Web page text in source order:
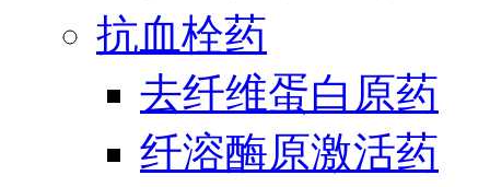
抗血栓药
去纤维蛋白原药
纤溶酶原激活药